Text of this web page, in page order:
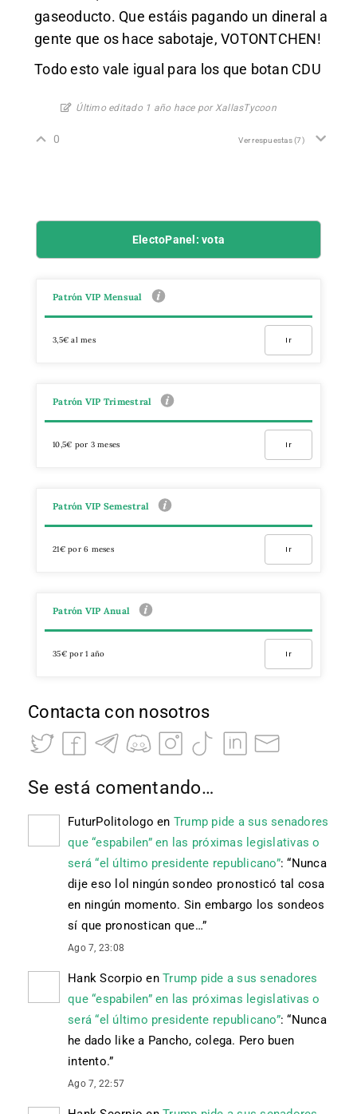
gaseoducto. Que estáis pagando un dineral a
gente que os hace sabotaje, VOTONTCHEN!
Todo esto vale igual para los que botan CDU
Último editado 1 año hace por XallasTycoon
0 Ver respuestas(7)
ElectoPanel: vota
Patrón VIP Mensual
3,5€ al mes Ir
Patrón VIP Trimestral
10,5€ por 3 meses Ir
Patrón VIP Semestral
21€ por 6 meses Ir
Patrón VIP Anual
35€ por 1 año Ir
Contacta con nosotros
Se está comentando…
FuturPolitologo en Trump pide a sus senadores
que “espabilen” en las próximas legislativas o
será “el último presidente republicano”: “Nunca
dije eso lol ningún sondeo pronosticó tal cosa
en ningún momento. Sin embargo los sondeos
sí que pronostican que…”
Ago 7, 23:08
Hank Scorpio en Trump pide a sus senadores
que “espabilen” en las próximas legislativas o
será “el último presidente republicano”: “Nunca
he dado like a Pancho, colega. Pero buen
intento.”
Ago 7, 22:57